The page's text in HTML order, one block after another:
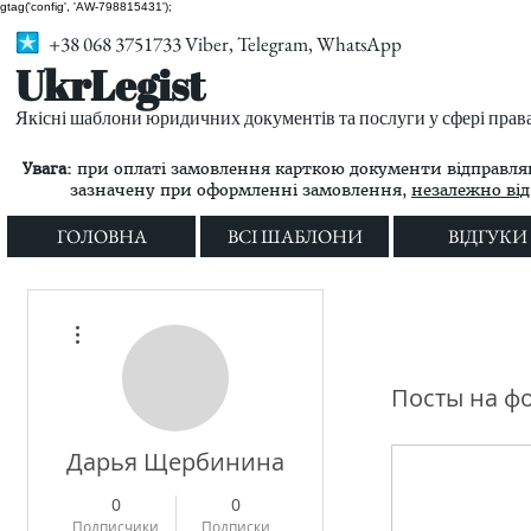
gtag('config', 'AW-798815431');
+38 068 3751733 Viber, Telegram, WhatsApp
UkrLegist
Якісні шаблони юридичних документів та послуги у сфері
Увага: при оплаті замовлення карткою документи
зазначену при оформленні замовлення, незалежно
ГОЛОВНА ВСІ ШАБЛОНИ ВІДГУКИ
Дарья Щербинина
0
Подписчики
0
Подписки
Посты на